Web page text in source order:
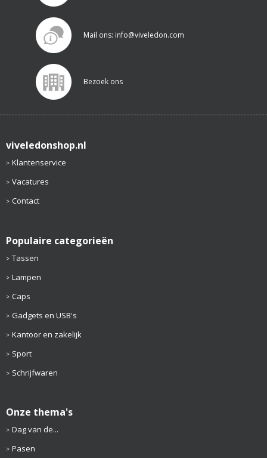
Mail ons: info@viveledon.com
Bezoek ons
viveledonshop.nl
Klantenservice
Vacatures
Contact
Populaire categorieën
Tassen
Lampen
Caps
Gadgets en USB's
Kantoor en zakelijk
Sport
Schrijfwaren
Onze thema's
Dag van de...
Pasen